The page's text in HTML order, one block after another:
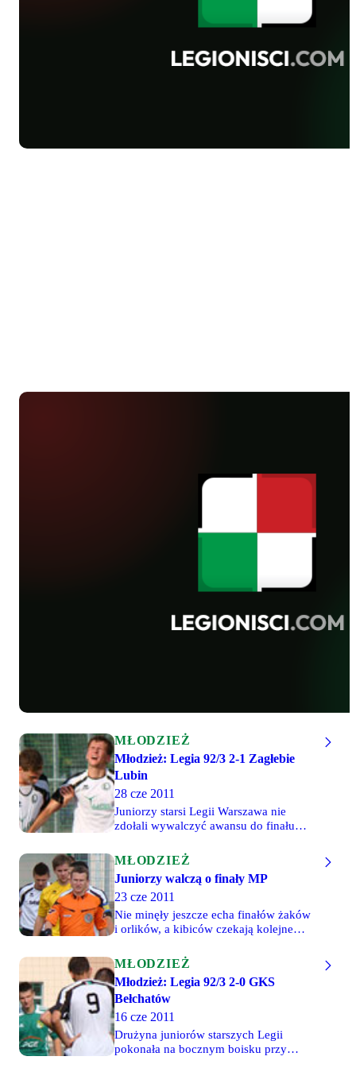
MŁODZIEŻ
Młodzież: Legia 92/3 2-1 Zagłebie
Lubin
28 cze 2011
Juniorzy starsi Legii Warszawa nie
zdołali wywalczyć awansu do finału
spotkaniu "wojskowi" przegrali z
"miedziowymi" 0-3. Dziś wygrali na
Łazienkowskiej, ale tylko 2-1. Po
pierwszej połowie legioniści prowadzili
1-0, choć powinni zdecydowanie wyżej.
Dziesięć minut przed końcem
czasie gry Zagłębie zdobyło bramkę,
która przypieczętowała ich awans do
finałów.
MŁODZIEŻ
Juniorzy walczą o finały MP
23 cze 2011
Nie minęły jeszcze echa finałów żaków
i orlików, a kibiców czekają kolejne
Wilków. Już dziś o 17 na boisku ze
sztuczną nawierzchnią (wejście od
strony tr. Krytej) przy Łazienkowskiej
juniorzy młodsi podejmować będą
Bałtyk Gdynia. Z kolei w piątek,
również o 17, najstarsza drużyna
Młodych Wilków (92/3) zagra z
Zagłębiem w Lubinie. Stawką obu
MŁODZIEŻ
Młodzież: Legia 92/3 2-0 GKS
Bełchatów
16 cze 2011
Drużyna juniorów starszych Legii
pokonała na bocznym boisku przy